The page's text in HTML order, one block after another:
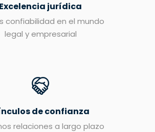
Excelencia jurídica
confiabilidad en el mundo
legal y empresarial
de confianza
relaciones a largo plazo